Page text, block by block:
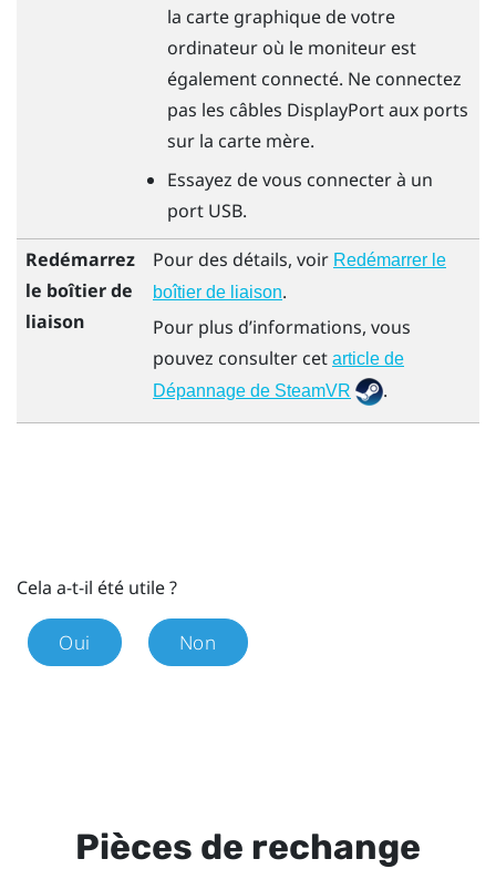
la carte graphique de votre
ordinateur où le moniteur est
également connecté. Ne connectez
pas les câbles DisplayPortaux ports
sur la carte mère.
Essayez de vous connecter à un
port USB.
Redémarrez
le boîtier de
liaison
Pour des détails, voir Redémarrer le
boîtier de liaison.
Pour plus d’informations, vous
pouvez consulter cet article de
Dépannage de SteamVR
.
Cela a-t-il été utile ?
Oui Non
Pièces de rechange